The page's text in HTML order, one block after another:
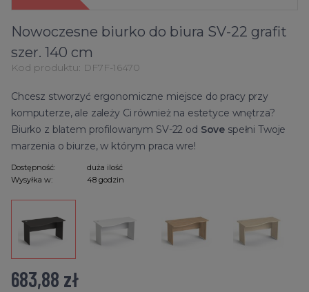
Nowoczesne biurko do biura SV-22 grafit
szer. 140 cm
Kod produktu: DF7F-16470
Chcesz stworzyć ergonomiczne miejsce do pracy przy
komputerze, ale zależy Ci również na estetyce wnętrza?
Biurko z blatem profilowanym SV-22 od Sove spełni Twoje
marzenia o biurze, w którym praca wre!
Dostępność:
duża ilość
Wysyłka w:
48 godzin
683,88 zł